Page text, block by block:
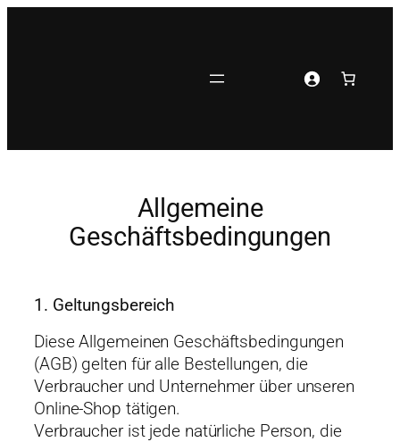
Allgemeine
Geschäftsbedingungen
1. Geltungsbereich
Diese Allgemeinen Geschäftsbedingungen
(AGB) gelten für alle Bestellungen, die
Verbraucher und Unternehmer über unseren
Online-Shop tätigen.
Verbraucher ist jede natürliche Person, die